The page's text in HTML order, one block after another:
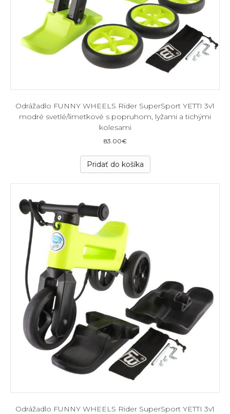
Odrážadlo FUNNY WHEELS Rider SuperSport YETTI 3v1
modré svetlé/limetkové s popruhom, lyžami a tichými
kolesami
83.00€
Pridať do košíka
Odrážadlo FUNNY WHEELS Rider SuperSport YETTI 3v1